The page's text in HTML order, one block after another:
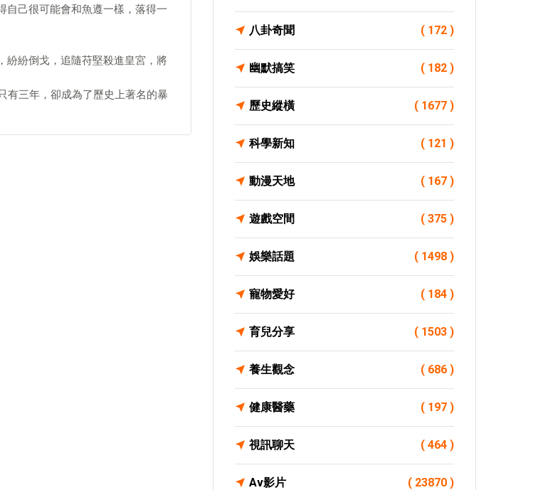
自己很可能會和魚遵一樣，落得一
紛紛倒戈，追隨苻堅殺進皇宮，將
有三年，卻成為了歷史上著名的暴
八卦奇聞 ( 172 )
幽默搞笑 ( 182 )
歷史縱橫 ( 1677 )
科學新知 ( 121 )
動漫天地 ( 167 )
遊戲空間 ( 375 )
娛樂話題 ( 1498 )
寵物愛好 ( 184 )
育兒分享 ( 1503 )
養生觀念 ( 686 )
健康醫藥 ( 197 )
視訊聊天 ( 464 )
Av影片 ( 23870 )